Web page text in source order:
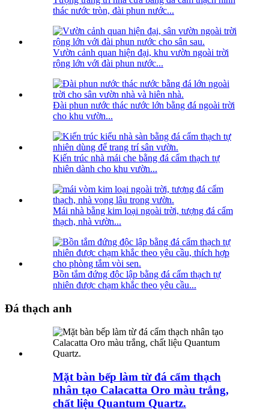
thác nước tròn, đài phun nước...
Vườn cảnh quan hiện đại, khu vườn ngoài trời
rộng lớn với đài phun nước...
Đài phun nước thác nước lớn bằng đá ngoài trời
cho khu vườn...
Kiến trúc nhà mái che bằng đá cẩm thạch tự
nhiên dành cho khu vườn...
Mái nhà bằng kim loại ngoài trời, tượng đá cẩm
thạch, nhà vườn...
Bồn tắm đứng độc lập bằng đá cẩm thạch tự
nhiên được chạm khắc theo yêu cầu...
Đá thạch anh
Mặt bàn bếp làm từ đá cẩm thạch
nhân tạo Calacatta Oro màu trắng,
chất liệu Quantum Quartz.